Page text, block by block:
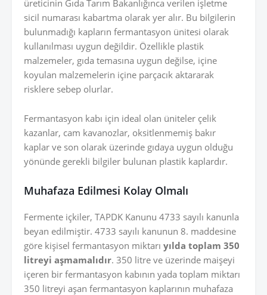
üreticinin Gıda Tarım Bakanlığınca verilen işletme
sicil numarası kabartma olarak yer alır. Bu bilgilerin
bulunmadığı kapların fermantasyon ünitesi olarak
kullanılması uygun değildir. Özellikle plastik
malzemeler, gıda temasına uygun değilse, içine
koyulan malzemelerin içine parçacık aktararak
risklere sebep olurlar.
Fermantasyon kabı için ideal olan üniteler çelik
kazanlar, cam kavanozlar, oksitlenmemiş bakır
kaplar ve son olarak üzerinde gıdaya uygun olduğu
yönünde gerekli bilgiler bulunan plastik kaplardır.
Muhafaza Edilmesi Kolay Olmalı
Fermente içkiler, TAPDK Kanunu 4733 sayılı kanunla
beyan edilmiştir. 4733 sayılı kanunun 8. maddesine
göre kişisel fermantasyon miktarı yılda toplam 350
litreyi aşmamalıdır. 350 litre ve üzerinde maişeyi
içeren bir fermantasyon kabının yada toplam miktarı
350 litreyi aşan fermantasyon kaplarının muhafaza